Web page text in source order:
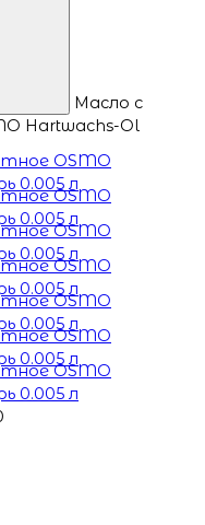
Масло с
Hartwachs-Ol